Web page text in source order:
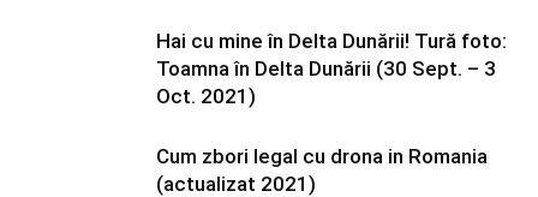
Hai cu mine în Delta Dunării! Tură foto:
Toamna în Delta Dunării (30 Sept. – 3
Oct. 2021)
Cum zbori legal cu drona in Romania
(actualizat 2021)